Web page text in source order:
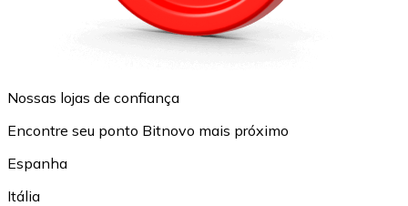
Nossas lojas de confiança
Encontre seu ponto Bitnovo mais próximo
Espanha
Itália